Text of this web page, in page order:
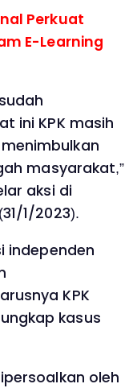
Perkuat
E-Learning
ini KPK masih
masyarakat,”
aksi di
1/2023).
independen
KPK
kasus
oleh